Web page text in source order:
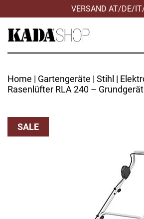
VERSAND AT/DE/
Home | Gartengeräte | Stihl |
Rasenlüfter RLA 240 – Grundgerät
SALE